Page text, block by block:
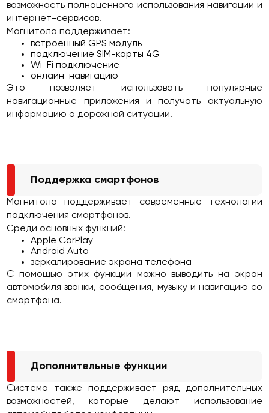
возможность полноценного использования навигации и
интернет-сервисов.
Магнитола поддерживает:
встроенный GPS модуль
подключение SIM-карты 4G
Wi-Fi подключение
онлайн-навигацию
Это позволяет использовать популярные
навигационные приложения и получать актуальную
информацию о дорожной ситуации.
Поддержка смартфонов
Магнитола поддерживает современные технологии
подключения смартфонов.
Среди основных функций:
Apple CarPlay
Android Auto
зеркалирование экрана телефона
С помощью этих функций можно выводить на экран
автомобиля звонки, сообщения, музыку и навигацию со
смартфона.
Дополнительные функции
Система также поддерживает ряд дополнительных
возможностей, которые делают использование